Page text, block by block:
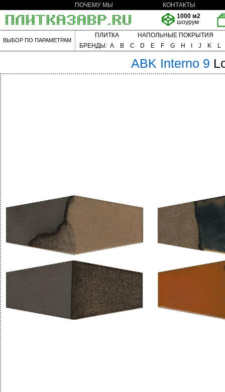
ПОЧЕМУ МЫ
КОНТАКТЫ
1000 м2
шоурум
ВЫБОР ПО ПАРАМЕТРАМ
ПЛИТКА
НАПОЛЬНЫЕ ПОКРЫТИЯ
БРЕНДЫ: A B C D E F G H J K L
ABK Interno 9